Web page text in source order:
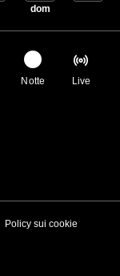
dom
Notte Live
Policy sui cookie